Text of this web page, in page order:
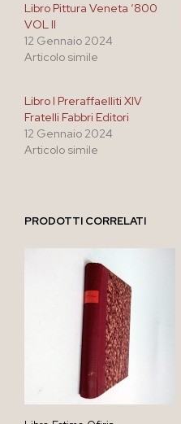
Libro Pittura Veneta ‘800
VOL II
12 Gennaio 2024
Articolo simile
Libro I Preraffaelliti XIV
Fratelli Fabbri Editori
12 Gennaio 2024
Articolo simile
PRODOTTI CORRELATI